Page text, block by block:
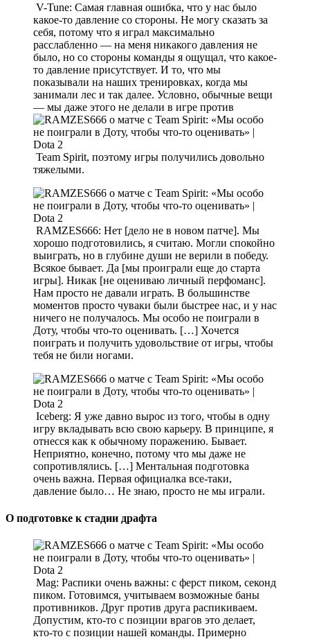
V-Tune: Самая главная ошибка, что у нас было
какое-то давление со стороны. Не могу сказать за
себя, потому что я играл максимально
расслабленно — на меня никакого давления не
было, но со стороны команды я ощущал, что какое-
то давление присутствует. И то, что мы
показывали на наших тренировках, когда мы
занимали лес и так далее. Условно, обычные вещи
— мы даже этого не делали в игре против
Team Spirit, поэтому игры получились довольно
тяжелыми.
RAMZES666: Нет [дело не в новом патче]. Мы
хорошо подготовились, я считаю. Могли спокойно
выиграть, но в глубине души не верили в победу.
Всякое бывает. Да [мы проиграли еще до старта
игры]. Никак [не оцениваю личный перфоманс].
Нам просто не давали играть. В большинстве
моментов просто чуваки были быстрее нас, и у нас
ничего не получалось. Мы особо не поиграли в
Доту, чтобы что-то оценивать. […] Хочется
поиграть и получить удовольствие от игры, чтобы
тебя не били ногами.
Iceberg: Я уже давно вырос из того, чтобы в одну
игру вкладывать всю свою карьеру. В принципе, я
отнесся как к обычному поражению. Бывает.
Неприятно, конечно, потому что мы даже не
сопротивлялись. […] Ментальная подготовка
очень важна. Первая официалка все-таки,
давление было… Не знаю, просто не мы играли.
О подготовке к стадии драфта
Mag: Распики очень важны: с ферст пиком, секонд
пиком. Готовимся, учитываем возможные баны
противников. Друг против друга распикиваем.
Допустим, кто-то с позиции врагов это делает,
кто-то с позиции нашей команды. Примерно